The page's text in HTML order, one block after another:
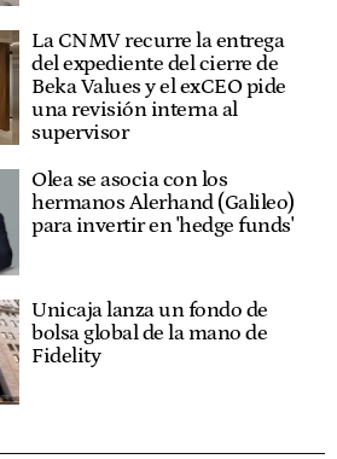
La CNMV recurre la entrega
del expediente del cierre de
Beka Values y el exCEO pide
una revisión interna al
supervisor
Olea se asocia con los
hermanos Alerhand (Galileo)
para invertir en 'hedge funds'
Unicaja lanza un fondo de
bolsa global de la mano de
Fidelity